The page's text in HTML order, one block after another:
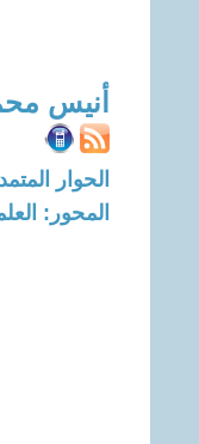
أنيس
الحوار المتمدن-العدد:
المحور: